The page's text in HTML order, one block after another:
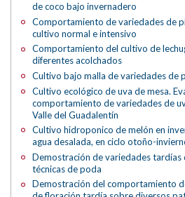
de coco bajo invernadero
Comportamiento de variedades de
cultivo normal e intensivo
Comportamiento del cultivo de
diferentes acolchados
Cultivo bajo malla de variedades de
Cultivo ecológico de uva de mesa.
comportamiento de variedades de
Valle del Guadalentín
Cultivo hidroponico de melón en
agua desalada, en ciclo otoño-
Demostración de variedades
técnicas de poda
Demostración del comportamiento